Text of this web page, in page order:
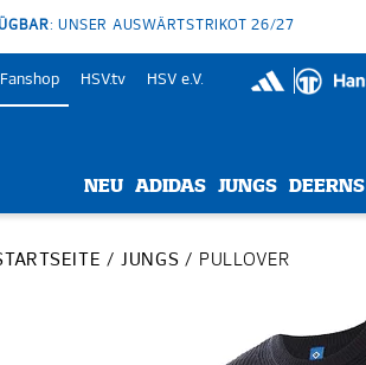
: UNSER AUSWÄRTSTRIKOT 26/27
Fanshop HSV.tv HSV e.V.
NEU ADIDAS JUNGS DEERNS
/ JUNGS / PULLOVER